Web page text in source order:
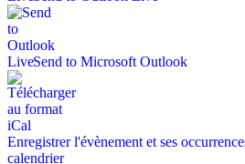
Send to Microsoft Outlook
Enregistrer l'évènement et ses
calendrier